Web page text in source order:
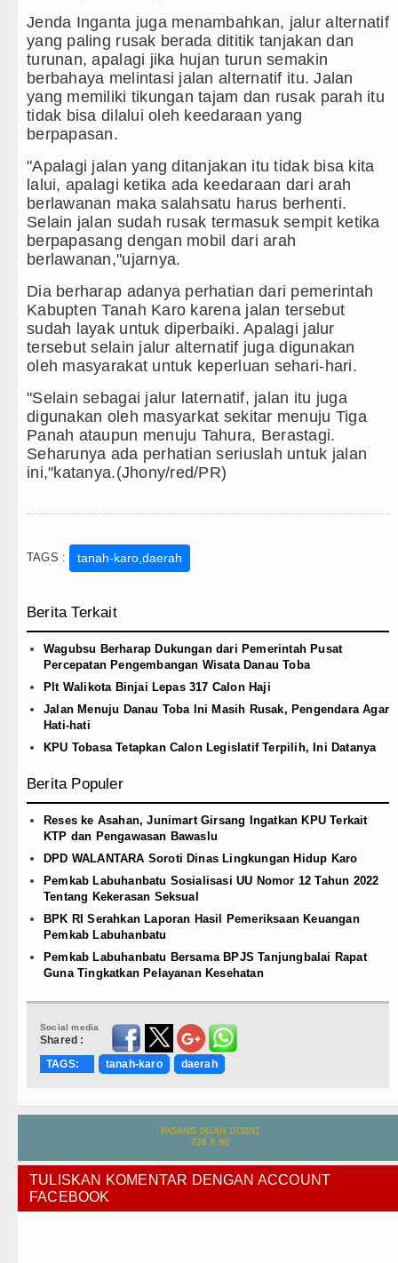
Jenda Inganta juga menambahkan, jalur alternatif
yang paling rusak berada dititik tanjakan dan
turunan, apalagi jika hujan turun semakin
berbahaya melintasi jalan alternatif itu. Jalan
yang memiliki tikungan tajam dan rusak parah itu
tidak bisa dilalui oleh keedaraan yang
berpapasan.
"Apalagi jalan yang ditanjakan itu tidak bisa kita
lalui, apalagi ketika ada keedaraan dari arah
berlawanan maka salahsatu harus berhenti.
Selain jalan sudah rusak termasuk sempit ketika
berpapasang dengan mobil dari arah
berlawanan,"ujarnya.
Dia berharap adanya perhatian dari pemerintah
Kabupten Tanah Karo karena jalan tersebut
sudah layak untuk diperbaiki. Apalagi jalur
tersebut selain jalur alternatif juga digunakan
oleh masyarakat untuk keperluan sehari-hari.
"Selain sebagai jalur laternatif, jalan itu juga
digunakan oleh masyarkat sekitar menuju Tiga
Panah ataupun menuju Tahura, Berastagi.
Seharunya ada perhatian seriuslah untuk jalan
ini,"katanya.(Jhony/red/PR)
TAGS : tanah-karo,daerah
Berita Terkait
Wagubsu Berharap Dukungan dari Pemerintah Pusat
Percepatan Pengembangan Wisata Danau Toba
Plt Walikota Binjai Lepas 317 Calon Haji
Jalan Menuju Danau Toba Ini Masih Rusak, Pengendara Agar
Hati-hati
KPU Tobasa Tetapkan Calon Legislatif Terpilih, Ini Datanya
Berita Populer
Reses ke Asahan, Junimart Girsang Ingatkan KPU Terkait
KTP dan Pengawasan Bawaslu
DPD WALANTARA Soroti Dinas Lingkungan Hidup Karo
Pemkab Labuhanbatu Sosialisasi UU Nomor 12 Tahun 2022
Tentang Kekerasan Seksual
BPK RI Serahkan Laporan Hasil Pemeriksaan Keuangan
Pemkab Labuhanbatu
Pemkab Labuhanbatu Bersama BPJS Tanjungbalai Rapat
Guna Tingkatkan Pelayanan Kesehatan
Social media
Shared :
TAGS:
tanah-karo daerah
TULISKAN KOMENTAR DENGAN ACCOUNT
FACEBOOK